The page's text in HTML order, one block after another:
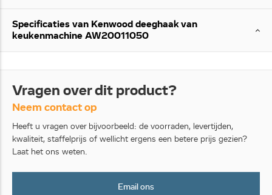
Specificaties van Kenwood deeghaak van
keukenmachine AW20011050
Vragen over dit product?
Neem contact op
Heeft u vragen over bijvoorbeeld: de voorraden, levertijden,
kwaliteit, staffelprijs of wellicht ergens een betere prijs gezien?
Laat het ons weten.
Email ons